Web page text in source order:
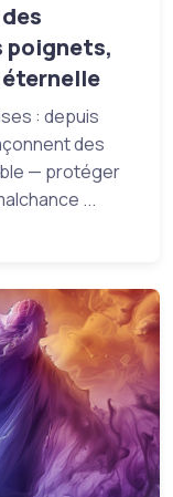
poignets,
: depuis
des
— protéger
...